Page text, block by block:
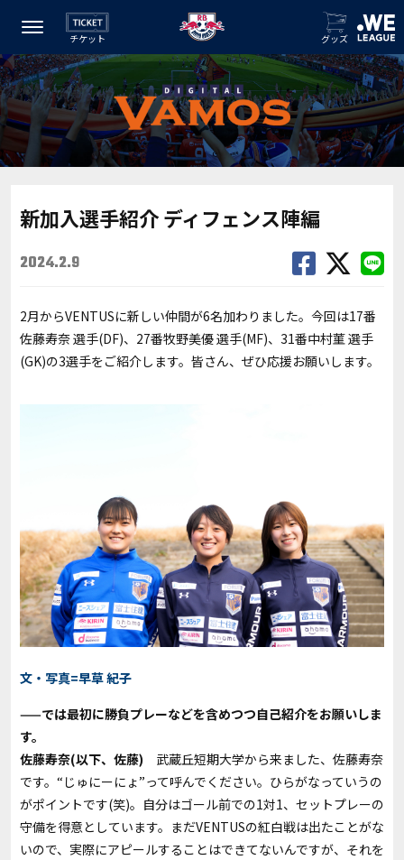
チケット グッズ
新加入選手紹介 ディフェンス陣編
2024.2.9
2月からVENTUSに新しい仲間が6名加わりました。今回は17番
佐藤寿奈 選手(DF)、27番牧野美優 選手(MF)、31番中村菫 選手
(GK)の3選手をご紹介します。皆さん、ぜひ応援お願いします。
文・写真=早草 紀子
——では最初に勝負プレーなどを含めつつ自己紹介をお願いしま
す。
佐藤寿奈(以下、佐藤) 武蔵丘短期大学から来ました、佐藤寿奈
です。“じゅにーにょ”って呼んでください。ひらがなっていうの
がポイントです(笑)。自分はゴール前での1対1、セットプレーの
守備を得意としています。まだVENTUSの紅白戦は出たことがな
いので、実際にアピールすることはできてないんですが、それを